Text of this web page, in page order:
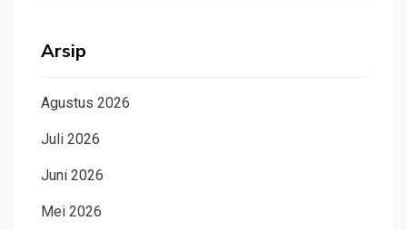
Arsip
Agustus 2026
Juli 2026
Juni 2026
Mei 2026